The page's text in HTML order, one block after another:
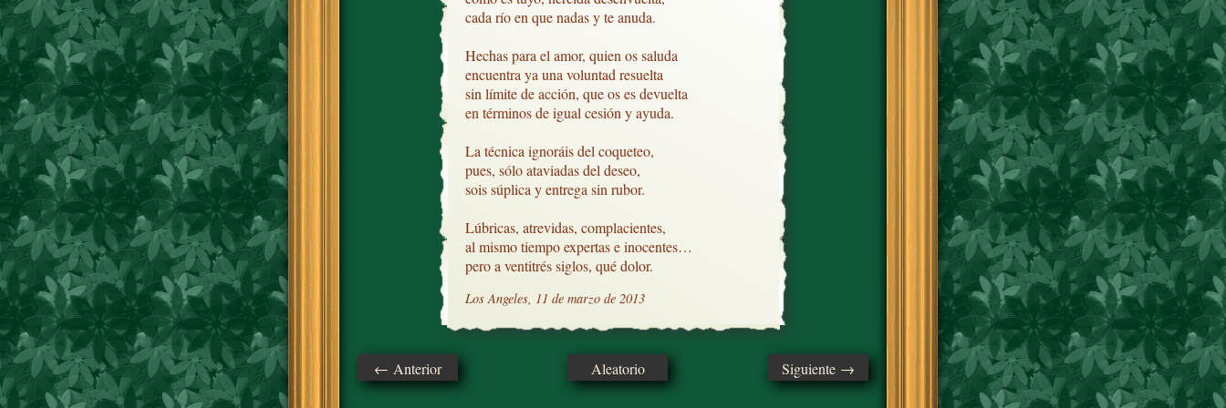
cada río en que nadas y te anuda.
Hechas para el amor, quien os saluda
encuentra ya una voluntad resuelta
sin límite de acción, que os es devuelta
en términos de igual cesión y ayuda.
La técnica ignoráis del coqueteo,
pues, sólo ataviadas del deseo,
sois súplica y entrega sin rubor.
Lúbricas, atrevidas, complacientes,
al mismo tiempo expertas e inocentes…
pero a ventitrés siglos, qué dolor.
Los Angeles, 11 de marzo de 2013
← Anterior Aleatorio Siguiente →